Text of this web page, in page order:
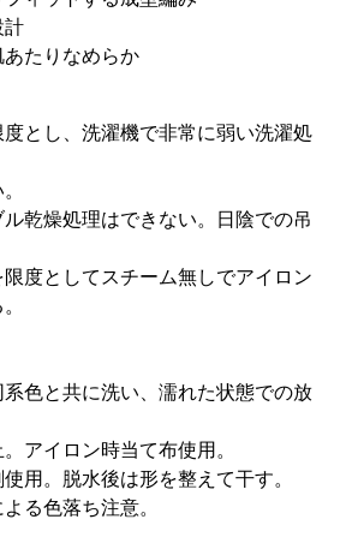
計
たりなめらか
とし、洗濯機で非常に弱い洗濯処
乾燥処理はできない。日陰での吊
度としてスチーム無しでアイロン
色と共に洗い、濡れた状態での放
アイロン時当て布使用。
用。脱水後は形を整えて干す。
る色落ち注意。